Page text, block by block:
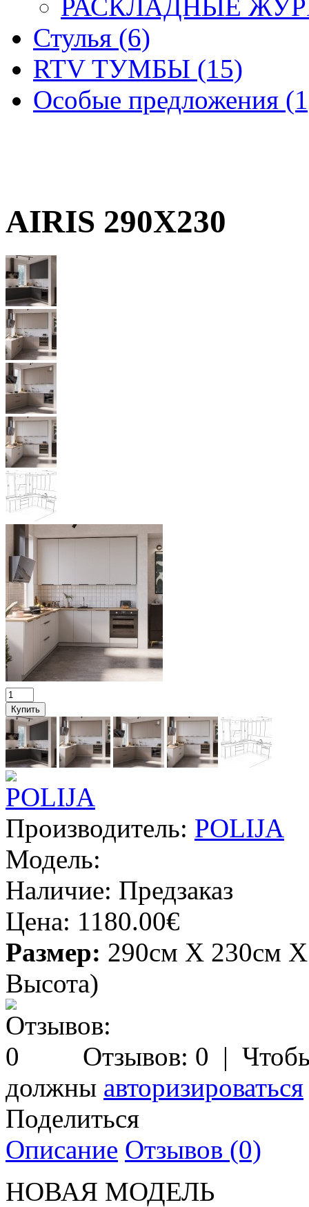
РАСКЛАДНЫЕ
Стулья (6)
RTV ТУМБЫ (15)
Особые предложения
AIRIS 290X230
Производитель: POLIJA
Модель:
Наличие: Предзаказ
Цена: 1180.00€
Размер: 290см X 230см
Высота)
Отзывов: 0 |
должны авторизироваться
Поделиться
Описание Отзывов (0)
НОВАЯ МОДЕЛЬ